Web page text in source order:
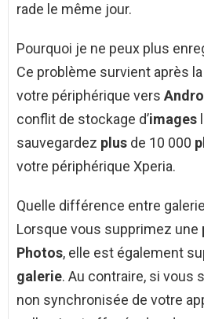
rade le même jour.
Pourquoi je ne peux plus
Ce problème survient après
votre périphérique vers
conflit de stockage d’images
sauvegardez plus de 10 000
votre périphérique Xperia.
Quelle différence entre
Lorsque vous supprimez une
Photos, elle est également
galerie. Au contraire, si vous
non synchronisée de votre